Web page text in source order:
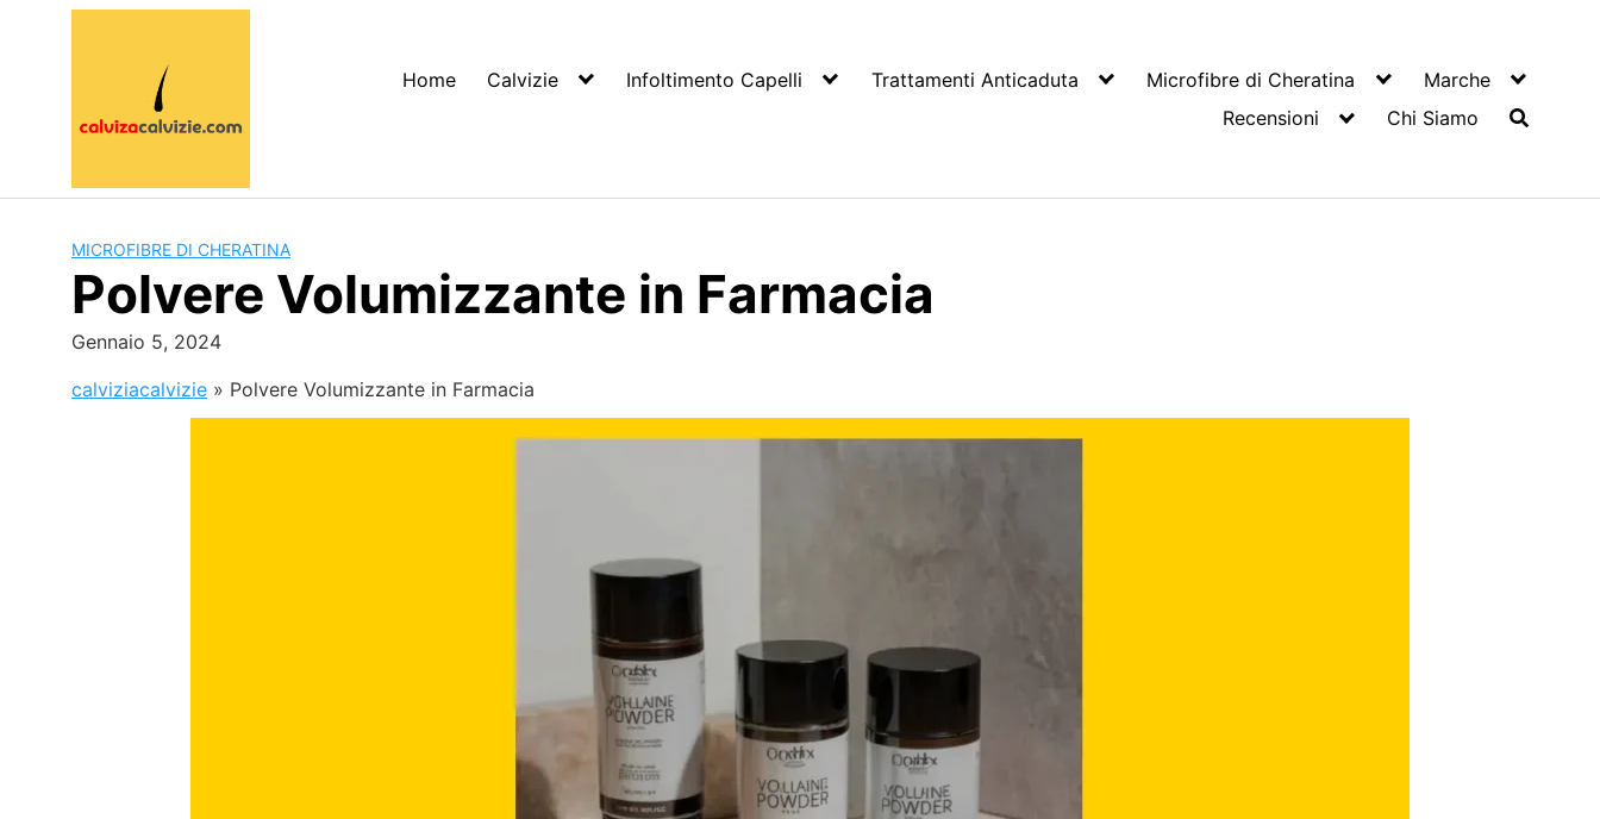
Home Calvizie Infoltimento Capelli Trattamenti Anticaduta Microfibre di Cheratina
Marche
Recensioni
Chi Siamo
MICROFIBRE DI CHERATINA
Polvere Volumizzante in Farmacia
Gennaio 5, 2024
calviziacalvizie » Polvere Volumizzante in Farmacia